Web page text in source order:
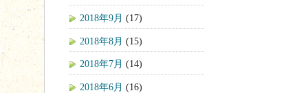
2018年9月 (17)
2018年8月 (15)
2018年7月 (14)
2018年6月 (16)